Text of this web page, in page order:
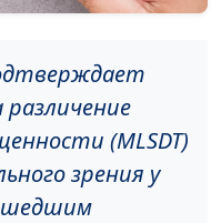
(MLSDT)
зрения у